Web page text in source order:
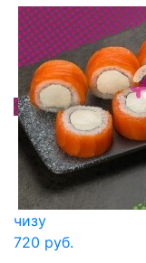
чизу
720 руб.